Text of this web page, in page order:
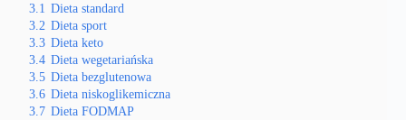
3.1 Dieta standard
3.2 Dieta sport
3.3 Dieta keto
3.4 Dieta wegetariańska
3.5 Dieta bezglutenowa
3.6 Dieta niskoglikemiczna
3.7 Dieta FODMAP